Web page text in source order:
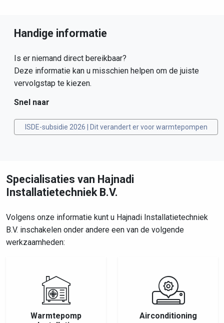
Handige informatie
Is er niemand direct bereikbaar?
Deze informatie kan u misschien helpen om de juiste
vervolgstap te kiezen.
Snel naar
ISDE-subsidie 2026 | Dit verandert er voor warmtepompen
Specialisaties van Hajnadi
Installatietechniek B.V.
Volgens onze informatie kunt u Hajnadi Installatietechniek
B.V. inschakelen onder andere een van de volgende
werkzaamheden:
Warmtepomp
Airconditioning